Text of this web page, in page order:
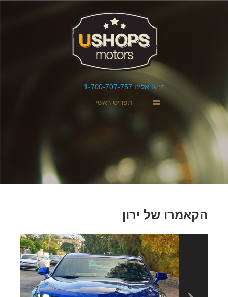
חייגו אלינו 1-700-707-757
תפריט ראשי
הקאמרו של ירון